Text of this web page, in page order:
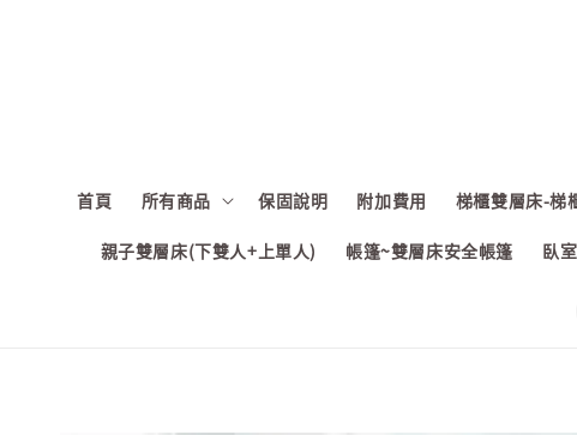
首頁 所有商品 保固說明 附加費用 梯櫃雙層床-梯
親子雙層床(下雙人+上單人) 帳篷~雙層床安全帳篷 臥